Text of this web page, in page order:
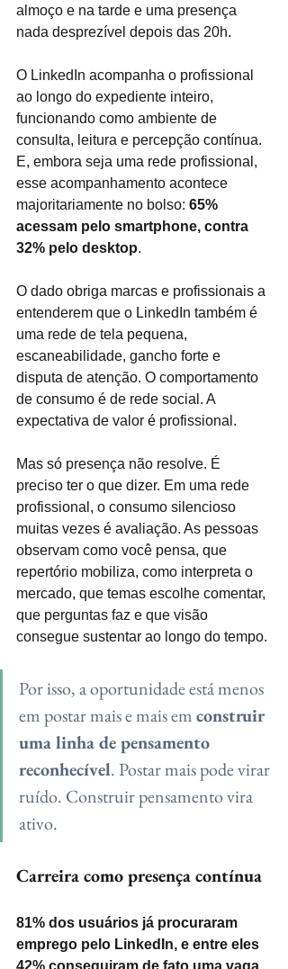
almoço e na tarde e uma presença
nada desprezível depois das 20h.
O LinkedIn acompanha o profissional
ao longo do expediente inteiro,
funcionando como ambiente de
consulta, leitura e percepção contínua.
E, embora seja uma rede profissional,
esse acompanhamento acontece
majoritariamente no bolso: 65%
acessam pelo smartphone, contra
32% pelo desktop.
O dado obriga marcas e profissionais a
entenderem que o LinkedIn também é
uma rede de tela pequena,
escaneabilidade, gancho forte e
disputa de atenção. O comportamento
de consumo é de rede social. A
expectativa de valor é profissional.
Mas só presença não resolve. É
preciso ter o que dizer. Em uma rede
profissional, o consumo silencioso
muitas vezes é avaliação. As pessoas
observam como você pensa, que
repertório mobiliza, como interpreta o
mercado, que temas escolhe comentar,
que perguntas faz e que visão
consegue sustentar ao longo do tempo.
Por isso, a oportunidade está menos
em postar mais e mais em construir
uma linha de pensamento
reconhecível. Postar mais pode virar
ruído. Construir pensamento vira
ativo.
Carreira como presença contínua
81% dos usuários já procuraram
emprego pelo LinkedIn, e entre eles